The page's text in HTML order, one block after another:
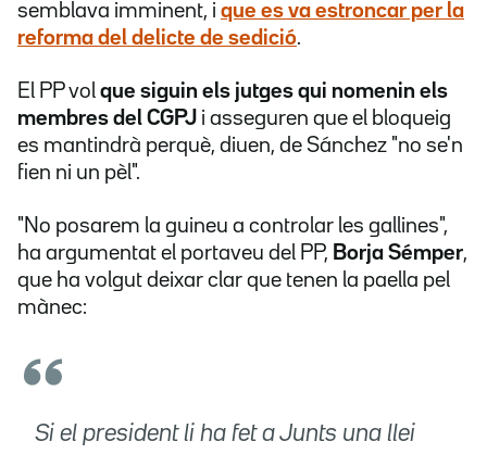
semblava imminent, i que es va estroncar per la
reforma del delicte de sedició.
El PP vol que siguin els jutges qui nomenin els
membres del CGPJ i asseguren que el bloqueig
es mantindrà perquè, diuen, de Sánchez "no se'n
fien ni un pèl".
"No posarem la guineu a controlar les gallines",
ha argumentat el portaveu del PP, Borja Sémper,
que ha volgut deixar clar que tenen la paella pel
mànec:
Si el president li ha fet a Junts una llei